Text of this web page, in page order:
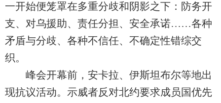
一开始便笼罩在多重分歧和阴影之下：防务开
支、对乌援助、责任分担、安全承诺……各种
矛盾与分歧、各种不信任、不确定性错综交
织。
峰会开幕前，安卡拉、伊斯坦布尔等地出
现抗议活动。示威者反对北约要求成员国优先